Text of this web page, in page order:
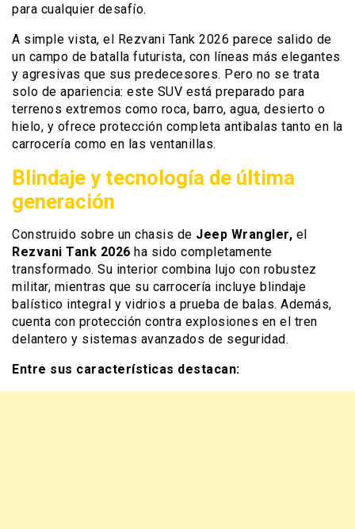
para cualquier desafío.
A simple vista, el Rezvani Tank 2026 parece salido de
un campo de batalla futurista, con líneas más elegantes
y agresivas que sus predecesores. Pero no se trata
solo de apariencia: este SUV está preparado para
terrenos extremos como roca, barro, agua, desierto o
hielo, y ofrece protección completa antibalas tanto en la
carrocería como en las ventanillas.
Blindaje y tecnología de última
generación
Construido sobre un chasis de Jeep Wrangler, el
Rezvani Tank 2026 ha sido completamente
transformado. Su interior combina lujo con robustez
militar, mientras que su carrocería incluye blindaje
balístico integral y vidrios a prueba de balas. Además,
cuenta con protección contra explosiones en el tren
delantero y sistemas avanzados de seguridad.
Entre sus características destacan: